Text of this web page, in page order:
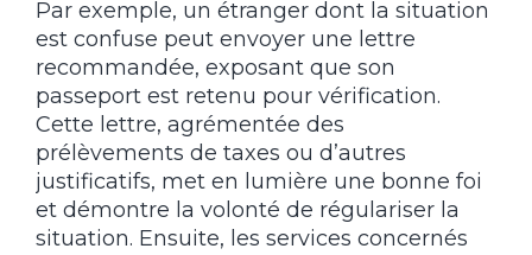
Par exemple, un étranger dont la situation
est confuse peut envoyer une lettre
recommandée, exposant que son
passeport est retenu pour vérification.
Cette lettre, agrémentée des
prélèvements de taxes ou d’autres
justificatifs, met en lumière une bonne foi
et démontre la volonté de régulariser la
situation. Ensuite, les services concernés